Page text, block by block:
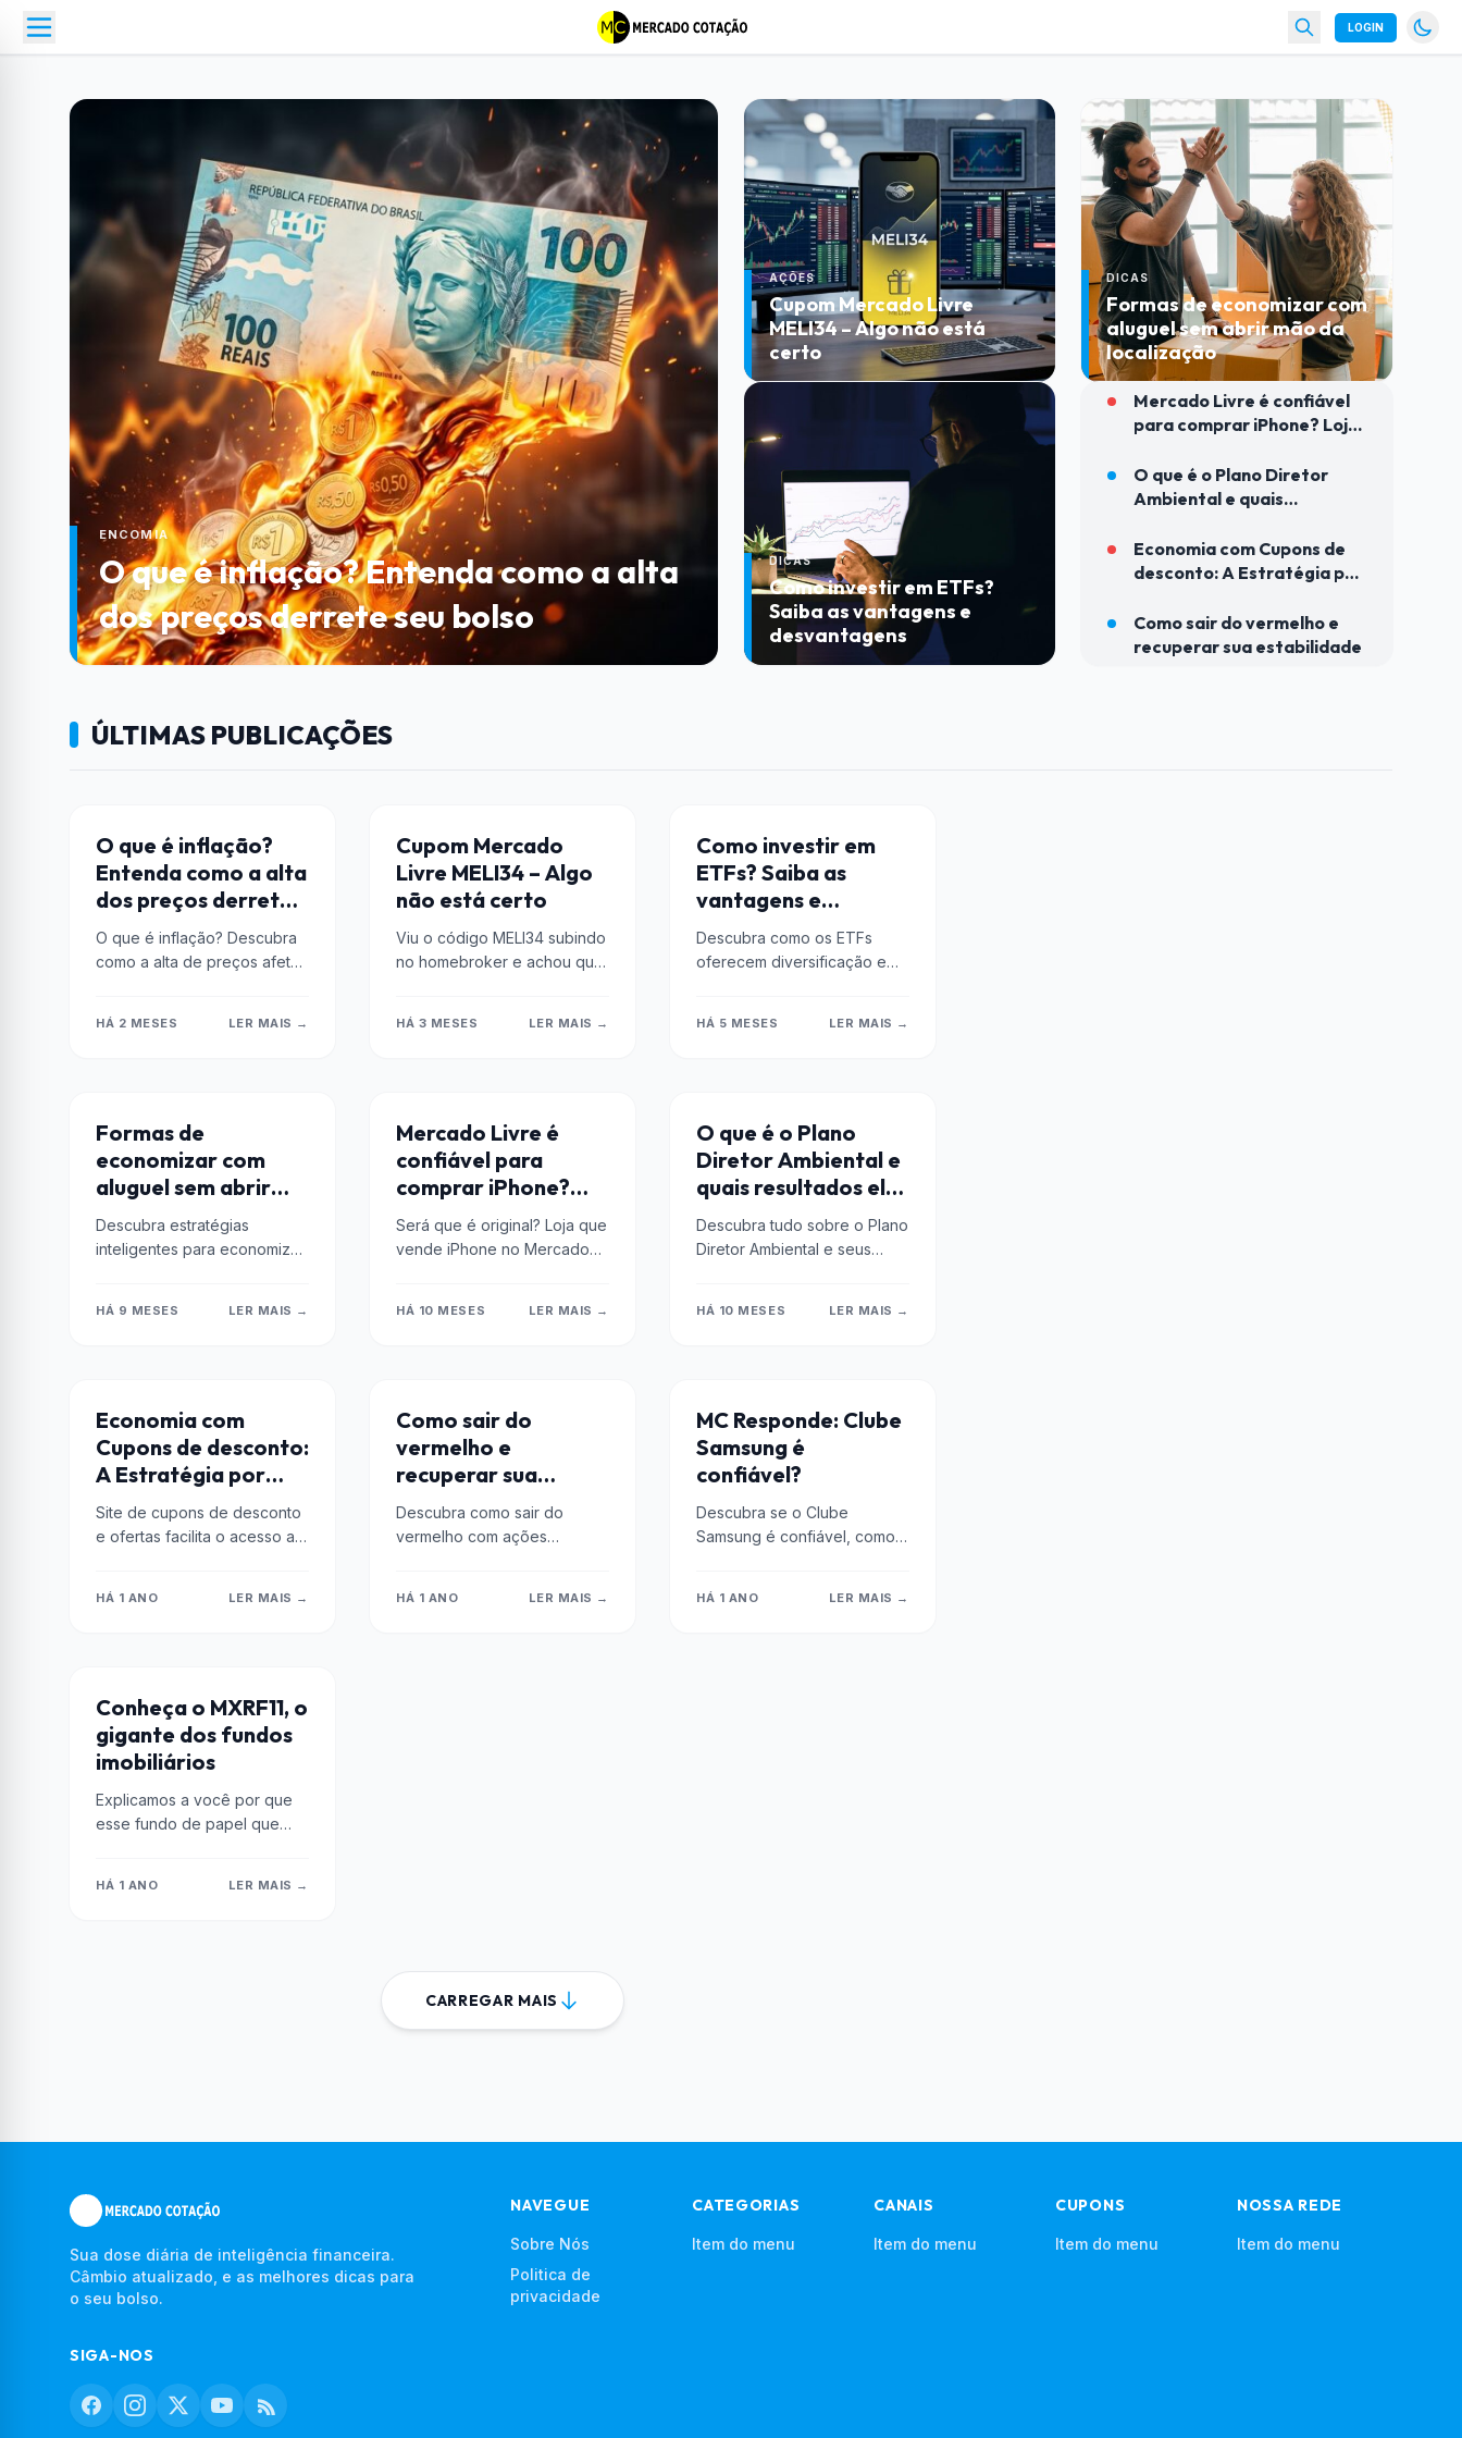
LOGIN
ENCOMIA
O que é inflação? Entenda como a alta
dos preços derrete seu bolso
AÇÕES
Cupom Mercado Livre
MELI34 – Algo não está
certo
DICAS
Como investir em ETFs?
Saiba as vantagens e
desvantagens
DICAS
Formas de economizar com
aluguel sem abrir mão da
localização
Mercado Livre é confiável
para comprar iPhone? Loja
O que é o Plano Diretor
Ambiental e quais
Economia com Cupons de
desconto: A Estratégia por
para o Bolso do Brasileiro
Como sair do vermelho e
recuperar sua estabilidade
ÚLTIMAS PUBLICAÇÕES
ENCOMIA
O que é inflação?
Entenda como a alta
dos preços derrete
seu bolso
O que é inflação? Descubra
como a alta de preços afeta
com...
HÁ 2 MESES LER MAIS →
AÇÕES
Cupom Mercado
Livre MELI34 – Algo
não está certo
Viu o código MELI34 subindo
no homebroker e achou que
sigla...
HÁ 3 MESES LER MAIS →
DICAS
Como investir em
ETFs? Saiba as
vantagens e
desvantagens
Descubra como os ETFs
oferecem diversificação e
fácil a vários ativos
HÁ 5 MESES LER MAIS →
DICAS
Formas de
economizar com
aluguel sem abrir
mão da localização
Descubra estratégias
inteligentes para economizar
Economize e viva onde
HÁ 9 MESES LER MAIS →
DICAS
Mercado Livre é
confiável para
comprar iPhone?
Loja é oficial?
Será que é original? Loja que
vende iPhone no Mercado
HÁ 10 MESES LER MAIS →
AÇÕES
O que é o Plano
Diretor Ambiental e
quais resultados ele
gerou?
Descubra tudo sobre o Plano
Diretor Ambiental e seus
saiba mais sobre suas...
HÁ 10 MESES LER MAIS →
ENCOMIA
Economia com
Cupons de desconto:
A Estratégia por
Trás de Ofertas
Seletronic para o
Site de cupons de desconto
e ofertas facilita o acesso a
escolhas de compra...
HÁ 1 ANO LER MAIS →
ENCOMIA
Como sair do
vermelho e
recuperar sua
estabilidade
Descubra como sair do
vermelho com ações
dívidas e aumentar a renda.
HÁ 1 ANO LER MAIS →
EMPRESAS
MC Responde: Clube
Samsung é
confiável?
Descubra se o Clube
Samsung é confiável, como
benefícios de comprar...
HÁ 1 ANO LER MAIS →
DICAS
Conheça o MXRF11, o
gigante dos fundos
imobiliários
Explicamos a você por que
esse fundo de papel que
no...
HÁ 1 ANO LER MAIS →
CARREGAR MAIS
Sua dose diária de inteligência financeira.
Câmbio atualizado, e as melhores dicas para
o seu bolso.
SIGA-NOS
NAVEGUE
Sobre Nós
Politica de
privacidade
CATEGORIAS
Item do menu
CANAIS
Item do menu
CUPONS
Item do menu
NOSSA REDE
Item do menu